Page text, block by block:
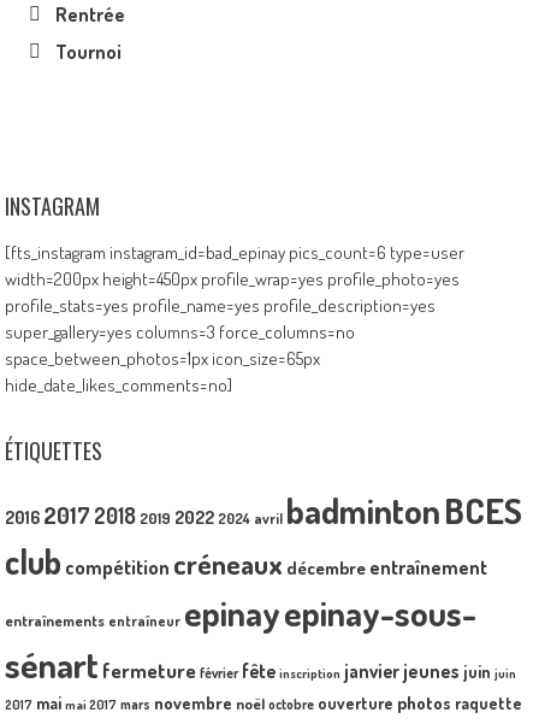
Rentrée
Tournoi
INSTAGRAM
[fts_instagram instagram_id=bad_epinay pics_count=6 type=user
width=200px height=450px profile_wrap=yes profile_photo=yes
profile_stats=yes profile_name=yes profile_description=yes
super_gallery=yes columns=3 force_columns=no
space_between_photos=1px icon_size=65px
hide_date_likes_comments=no]
ÉTIQUETTES
2016 2017 2018 2019 2022 2024 avril badmintonBCES
club compétition créneaux décembre entraînement
entraînements entraîneur epinayepinay-sous-
sénart fermeture février fête inscription janvier jeunes juin juin
2017 mai mai 2017 mars novembre noël octobre ouverture photos raquette